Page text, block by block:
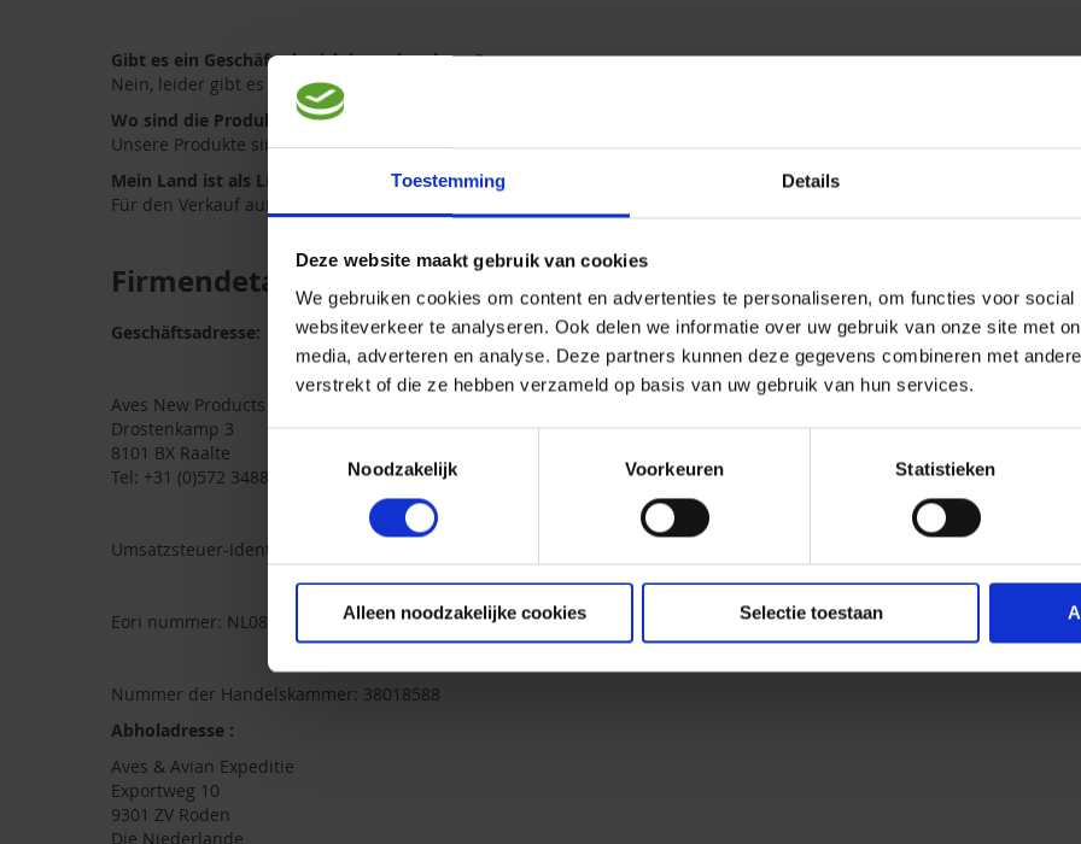
Toestemming Details
Deze website maakt gebruik van cookies
We gebruiken cookies om content en advertenties te personaliseren, om functies voor
websiteverkeer te analyseren. Ook delen we informatie over uw gebruik van onze site met
media, adverteren en analyse. Deze partners kunnen deze gegevens combineren met
verstrekt of die ze hebben verzameld op basis van uw gebruik van hun services.
Noodzakelijk
Voorkeuren Statistieken
Alleen noodzakelijke cookies Selectie toestaan
Gibt es ein Geschäft, das ich besuchen kann?
Nein, leider gibt es kein Ladengeschäft.
Wo sind die Produkte zu bekommen?
Unsere Produkte sind in folgendenVerkaufsstellenzu bekommen.
Mein Land ist als Lieferadresse nicht verfügbar.
Für den Verkauf außerhalb der Niederlande wenden Sie sich bitte an
Firmendetails
Geschäftsadresse:
Aves New Products B.V.
Drostenkamp 3
8101 BX Raalte
Tel: +31 (0)572 348806
Umsatzsteuer-Identifikationsnummer: NL08804023B01
Eori nummer: NL08804023
Nummer der Handelskammer: 38018588
Abholadresse :
Aves & Avian Expeditie
Exportweg 10
9301 ZV Roden
Die Niederlande